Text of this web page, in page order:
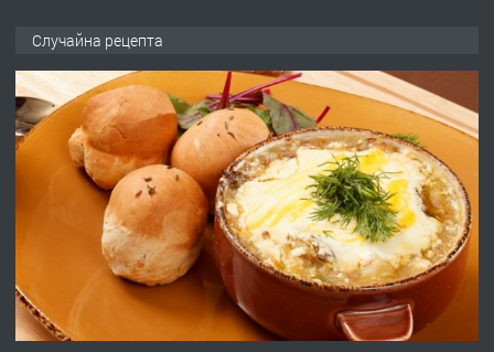
КУБА
преди 2 дни
ПРЕДЛАГА
Продавам парцел в гр. Хасково кв.
Хисаря до ток, вода,канализация,
асфалт 0889 537 426
преди 2 дни
ПРЕДЛАГА СГЛОБЯВАНЕ НА МЕБЕЛИ.
Случайна рецепта